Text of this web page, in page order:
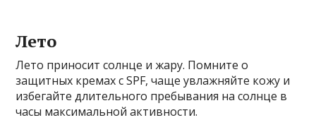
Лето
Лето приносит солнце и жару. Помните о
защитных кремах с SPF, чаще увлажняйте кожу и
избегайте длительного пребывания на солнце в
часы максимальной активности.